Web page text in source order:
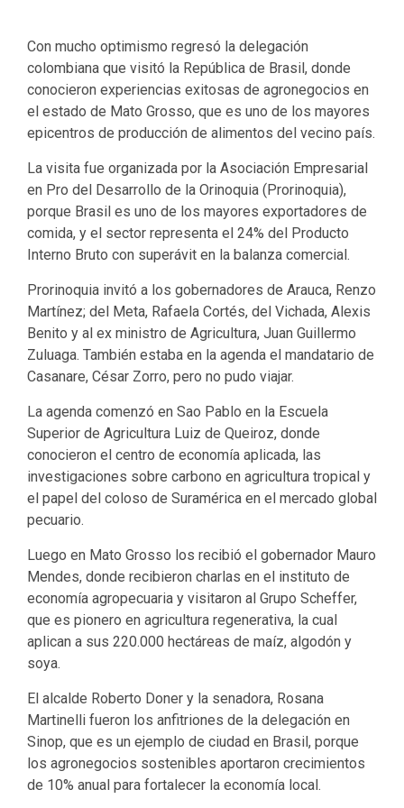
Con mucho optimismo regresó la delegación
colombiana que visitó la República de Brasil, donde
conocieron experiencias exitosas de agronegocios en
el estado de Mato Grosso, que es uno de los mayores
epicentros de producción de alimentos del vecino país.
La visita fue organizada por la Asociación Empresarial
en Pro del Desarrollo de la Orinoquia (Prorinoquia),
porque Brasil es uno de los mayores exportadores de
comida, y el sector representa el 24% del Producto
Interno Bruto con superávit en la balanza comercial.
Prorinoquia invitó a los gobernadores de Arauca, Renzo
Martínez; del Meta, Rafaela Cortés, del Vichada, Alexis
Benito y al ex ministro de Agricultura, Juan Guillermo
Zuluaga. También estaba en la agenda el mandatario de
Casanare, César Zorro, pero no pudo viajar.
La agenda comenzó en Sao Pablo en la Escuela
Superior de Agricultura Luiz de Queiroz, donde
conocieron el centro de economía aplicada, las
investigaciones sobre carbono en agricultura tropical y
el papel del coloso de Suramérica en el mercado global
pecuario.
Luego en Mato Grosso los recibió el gobernador Mauro
Mendes, donde recibieron charlas en el instituto de
economía agropecuaria y visitaron al Grupo Scheffer,
que es pionero en agricultura regenerativa, la cual
aplican a sus 220.000 hectáreas de maíz, algodón y
soya.
El alcalde Roberto Doner y la senadora, Rosana
Martinelli fueron los anfitriones de la delegación en
Sinop, que es un ejemplo de ciudad en Brasil, porque
los agronegocios sostenibles aportaron crecimientos
de 10% anual para fortalecer la economía local.